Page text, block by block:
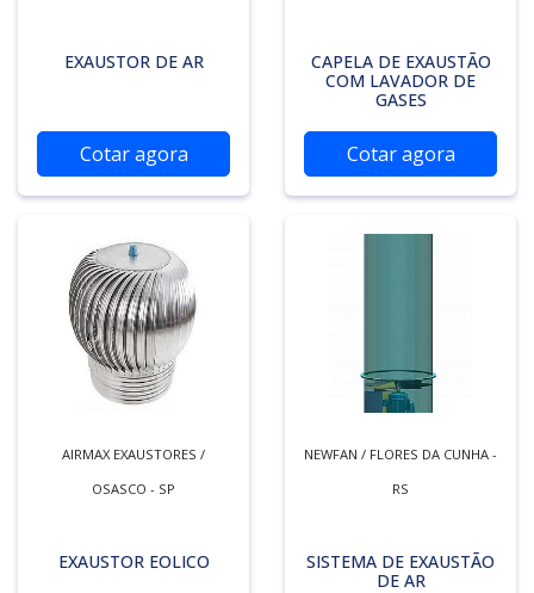
EXAUSTOR DE AR
Cotar agora
CAPELA DE EXAUSTÃO
COM LAVADOR DE
GASES
Cotar agora
AIRMAX EXAUSTORES /
OSASCO - SP
EXAUSTOR EOLICO
NEWFAN / FLORES DA CUNHA -
RS
SISTEMA DE EXAUSTÃO
DE AR